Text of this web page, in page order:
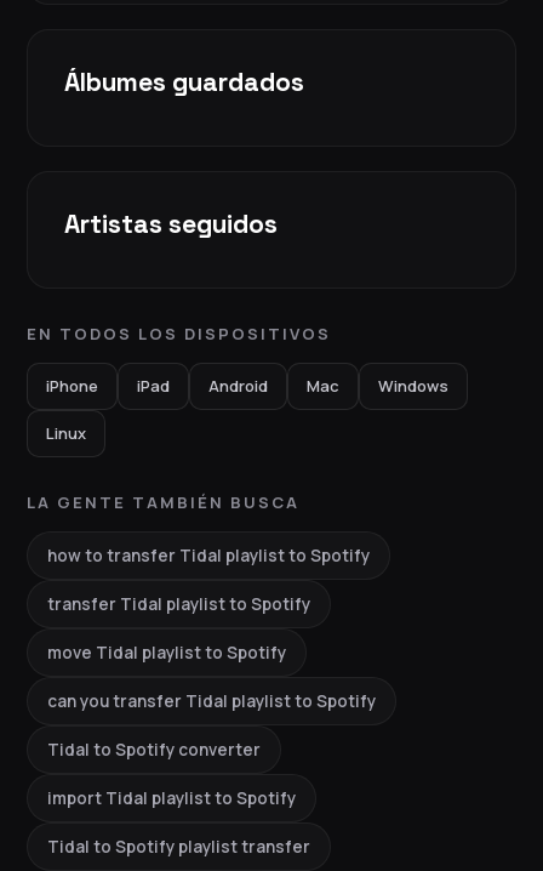
Álbumes guardados
Artistas seguidos
EN TODOS LOS DISPOSITIVOS
iPhone iPad Android Mac Windows
Linux
LA GENTE TAMBIÉN BUSCA
how to transfer Tidal playlist to Spotify
transfer Tidal playlist to Spotify
move Tidal playlist to Spotify
can you transfer Tidal playlist to Spotify
Tidal to Spotify converter
import Tidal playlist to Spotify
Tidal to Spotify playlist transfer